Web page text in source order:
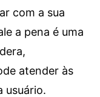
com a sua
a pena é uma
atender às
usuário.